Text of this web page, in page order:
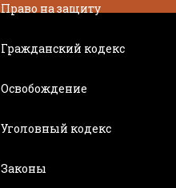
Право на защиту
Гражданский кодекс
Освобождение
Уголовный кодекс
Законы